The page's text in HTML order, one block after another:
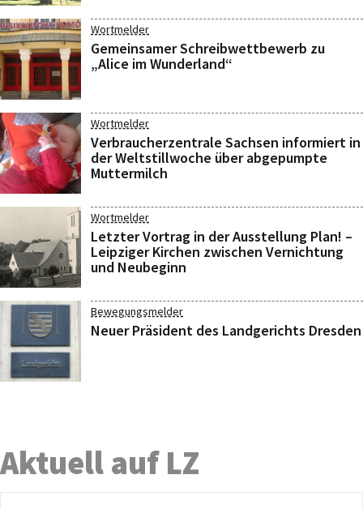
Wortmelder
Gemeinsamer Schreibwettbewerb zu
„Alice im Wunderland“
Wortmelder
Verbraucherzentrale Sachsen informiert in
der Weltstillwoche über abgepumpte
Muttermilch
Wortmelder
Letzter Vortrag in der Ausstellung Plan! –
Leipziger Kirchen zwischen Vernichtung
und Neubeginn
Bewegungsmelder
Neuer Präsident des Landgerichts Dresden
Aktuell auf LZ